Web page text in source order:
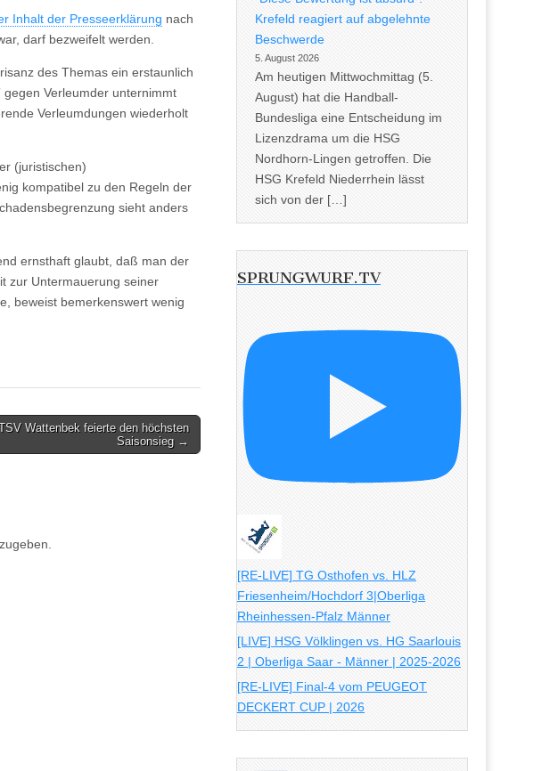
Inhalt der Presseerklärung nach
darf bezweifelt werden.
des Themas ein erstaunlich
gegen Verleumder unternimmt
Verleumdungen wiederholt
(juristischen)
kompatibel zu den Regeln der
sieht anders
ernsthaft glaubt, daß man der
zur Untermauerung seiner
beweist bemerkenswert wenig
Wattenbek feierte den höchsten
Saisonsieg →
Krefeld reagiert auf abgelehnte
Beschwerde
5. August 2026
Am heutigen Mittwochmittag (5.
August) hat die Handball-
Bundesliga eine Entscheidung im
Lizenzdrama um die HSG
Nordhorn-Lingen getroffen. Die
HSG Krefeld Niederrhein lässt
sich von der […]
SPRUNGWURF.TV
[RE-LIVE] TG Osthofen vs. HLZ
Friesenheim/Hochdorf 3|Oberliga
Rheinhessen-Pfalz Männer
[LIVE] HSG Völklingen vs. HG Saarlouis
2 | Oberliga Saar - Männer | 2025-2026
[RE-LIVE] Final-4 vom PEUGEOT
DECKERT CUP | 2026